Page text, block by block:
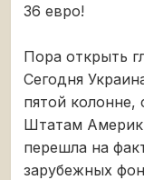
36 евро!
Пора открыть
Сегодня
пятой
Штатам
перешла на
зарубежных